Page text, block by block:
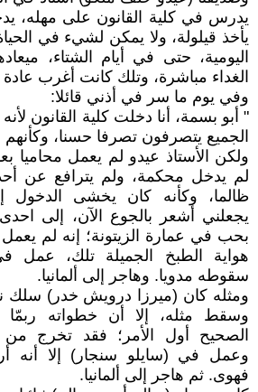
يدرس في كلية القانون على مهله،
يأخذ قيلولة، ولا يمكن لشيء في
اليومية، حتى في أيام الشتاء،
الغداء مباشرة، وتلك كانت أغرب
وفي يوم ما سر في أذني قائلا:
" أبو بسمة، أنا دخلت كلية القانون
الجميع يتصرفون تصرفا حسنا،
ولكن الأستاذ عيدو لم يعمل محاميا
لم يدخل محكمة، ولم يترافع عن
ظالما، وكأنه كان يخشى الدخول
يجعلني أشعر بالجوع الآن، إلى
بحب في عمارة الزيتونة؛ إنه لم
هواية الطبخ الجميلة تلك، عمل
سقوطه مدويا. وهاجر إلى ألمانيا.
ومثله كان (ميرزا درويش خدر)
وسقط مثله، إلا أن خطواته ربمّا
الصحيح أول الأمر؛ فقد تخرج من
وعمل في (سايلو سنجار) إلا أنه
فهوى. ثم هاجر إلى ألمانيا.